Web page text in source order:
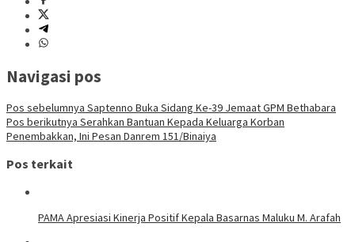
Navigasi pos
Pos sebelumnya Saptenno Buka Sidang Ke-39 Jemaat GPM Bethabara
Pos berikutnya Serahkan Bantuan Kepada Keluarga Korban
Penembakkan, Ini Pesan Danrem 151/Binaiya
Pos terkait
PAMA Apresiasi Kinerja Positif Kepala Basarnas Maluku M. Arafah